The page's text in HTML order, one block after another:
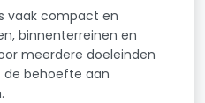
vaak compact en
binnenterreinen en
meerdere doeleinden
de behoefte aan